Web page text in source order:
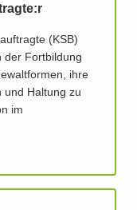
(KSB)
der Fortbildung
ihre
und Haltung zu
im